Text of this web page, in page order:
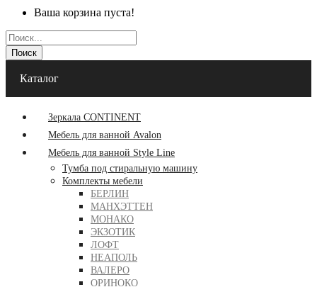
Ваша корзина пуста!
Поиск
Каталог
Зеркала CONTINENT
Мебель для ванной Avalon
Мебель для ванной Style Line
Тумба под стиральную машину
Комплекты мебели
БЕРЛИН
МАНХЭТТЕН
МОНАКО
ЭКЗОТИК
ЛОФТ
НЕАПОЛЬ
ВАЛЕРО
ОРИНОКО